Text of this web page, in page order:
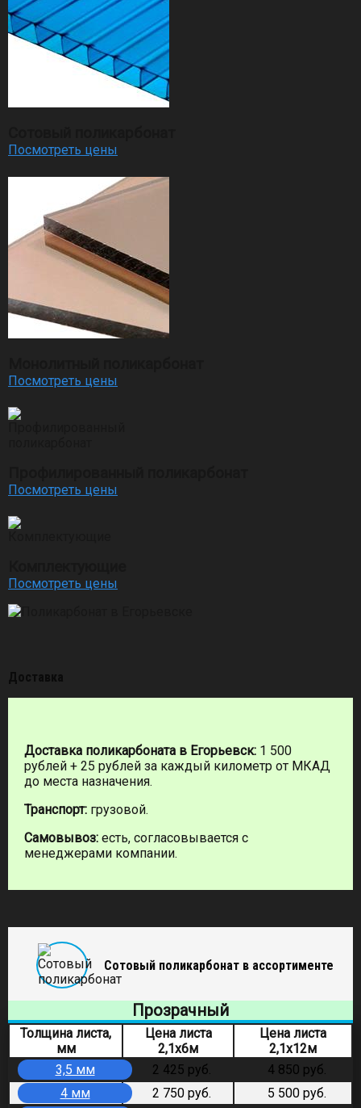
Посмотреть цены
Посмотреть цены
Посмотреть цены
Посмотреть цены
Доставка
Доставка поликарбоната в Егорьевск: 1 500
рублей + 25 рублей за каждый километр от МКАД
до места назначения.
Транспорт: грузовой.
Самовывоз: есть, согласовывается с
менеджерами компании.
Сотовый поликарбонат в ассортименте
Прозрачный
Толщина листа,
мм
Цена листа
2,1х6м
Цена листа
2,1х12м
3,5 мм
2 425 руб.
4 850 руб.
4 мм
2 750 руб. 5 500 руб.